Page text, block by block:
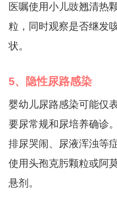
医嘱使用小儿豉翘清热
粒，同时观察是否继发
状。
5、隐性尿路感染
婴幼儿尿路感染可能仅
要尿常规和尿培养确诊
排尿哭闹、尿液浑浊等
使用头孢克肟颗粒或阿
悬剂。